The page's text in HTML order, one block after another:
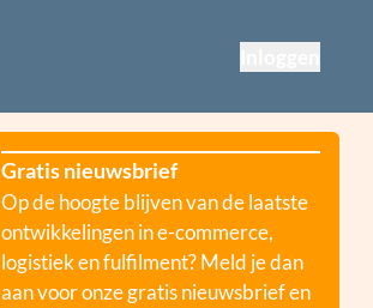
Gratis nieuwsbrief
Op de hoogte blijven van de laatste
ontwikkelingen in e-commerce,
logistiek en fulfilment? Meld je dan
aan voor onze gratis nieuwsbrief en